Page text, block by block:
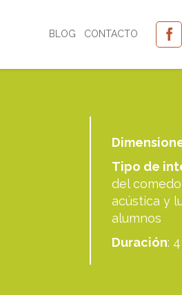
BLOG CONTACTO
Tipo de
del
acústica y
alumnos
Duración: